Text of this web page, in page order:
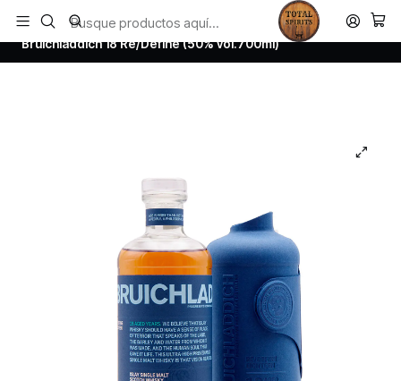
Todos los productos estan en stock. Despachamos a todo Chile.
Inicio Whisky
Scotch Whisky Islay
Bruichladdich 18 Re/Define (50% vol.700ml)